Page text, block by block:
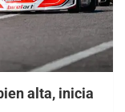
alta, inicia